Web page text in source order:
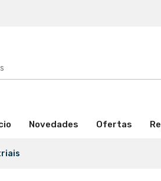
(activo)Novedades Ofertas